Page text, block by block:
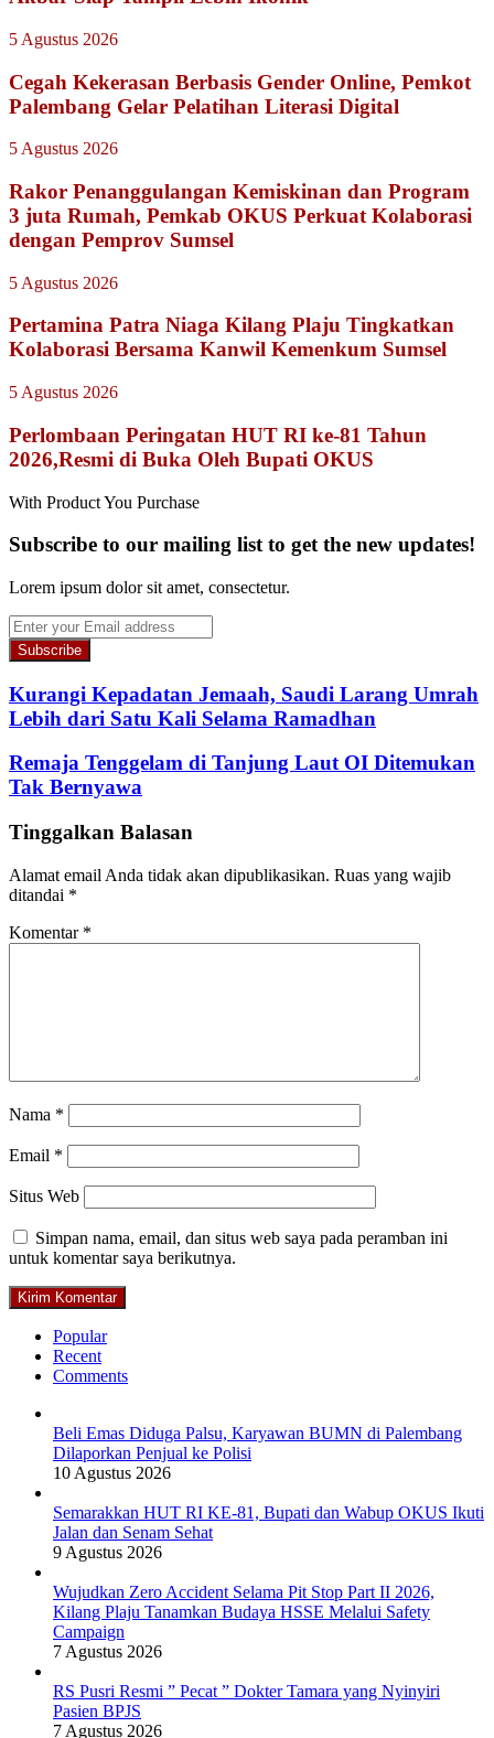
5 Agustus 2026
Cegah Kekerasan Berbasis Gender Online, Pemkot
Palembang Gelar Pelatihan Literasi Digital
5 Agustus 2026
Rakor Penanggulangan Kemiskinan dan Program
3 juta Rumah, Pemkab OKUS Perkuat Kolaborasi
dengan Pemprov Sumsel
5 Agustus 2026
Pertamina Patra Niaga Kilang Plaju Tingkatkan
Kolaborasi Bersama Kanwil Kemenkum Sumsel
5 Agustus 2026
Perlombaan Peringatan HUT RI ke-81 Tahun
2026,Resmi di Buka Oleh Bupati OKUS
With Product You Purchase
Subscribe to our mailing list to get the new updates!
Lorem ipsum dolor sit amet, consectetur.
Enter
your
Email
address
Kurangi Kepadatan Jemaah, Saudi Larang Umrah
Lebih dari Satu Kali Selama Ramadhan
Remaja Tenggelam di Tanjung Laut OI Ditemukan
Tak Bernyawa
Tinggalkan Balasan
Alamat email Anda tidak akan dipublikasikan. Ruas yang wajib
ditandai *
Komentar *
Nama *
Email *
Situs Web
Simpan nama, email, dan situs web saya pada peramban ini
untuk komentar saya berikutnya.
Popular
Recent
Comments
Beli Emas Diduga Palsu, Karyawan BUMN di Palembang
Dilaporkan Penjual ke Polisi
10 Agustus 2026
Semarakkan HUT RI KE-81, Bupati dan Wabup OKUS Ikuti
Jalan dan Senam Sehat
9 Agustus 2026
Wujudkan Zero Accident Selama Pit Stop Part II 2026,
Kilang Plaju Tanamkan Budaya HSSE Melalui Safety
Campaign
7 Agustus 2026
RS Pusri Resmi ” Pecat ” Dokter Tamara yang Nyinyiri
Pasien BPJS
7 Agustus 2026